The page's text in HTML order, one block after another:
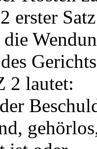
erster
die
2 lautet: